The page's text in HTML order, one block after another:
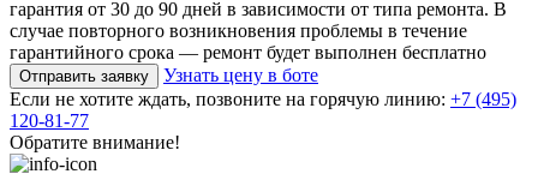
гарантия от 30 до 90 дней в зависимости от типа ремонта. В
случае повторного возникновения проблемы в течение
гарантийного срока — ремонт будет выполнен бесплатно
Отправить заявку
Узнать цену в боте
Если не хотите ждать, позвоните на горячую линию: +7 (495)
120-81-77
Обратите внимание!